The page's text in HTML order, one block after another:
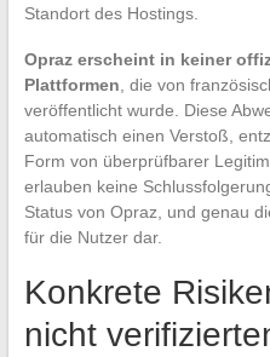
Standort des Hostings.
Opraz erscheint in keiner
Plattformen , die von
veröffentlicht wurde. Diese
automatisch einen Verstoß,
Form von überprüfbarer
erlauben keine
Status von Opraz, und genau
für die Nutzer dar.
Konkrete
nicht